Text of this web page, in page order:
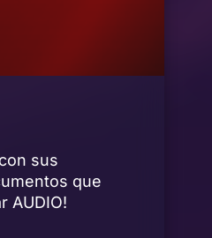
sus
que
AUDIO!